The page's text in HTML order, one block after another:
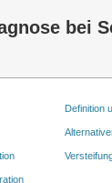
bei
Definition